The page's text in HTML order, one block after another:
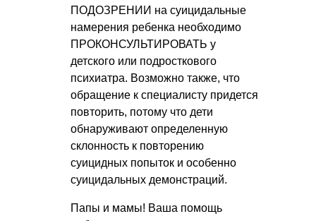
ПОДОЗРЕНИИ на суицидальные
намерения ребенка необходимо
ПРОКОНСУЛЬТИРОВАТЬ у
детского или подросткового
психиатра. Возможно также, что
обращение к специалисту придется
повторить, потому что дети
обнаруживают определенную
склонность к повторению
суицидных попыток и особенно
суицидальных демонстраций.
Папы и мамы! Ваша помощь